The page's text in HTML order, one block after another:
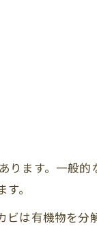
ます。一般
。
は有機物を